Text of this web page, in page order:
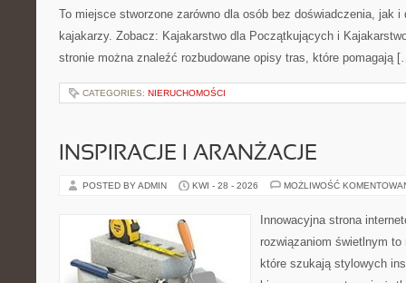
To miejsce stworzone zarówno dla osób bez doświadczenia, jak i
kajakarzy. Zobacz: Kajakarstwo dla Początkujących i
stronie można znaleźć rozbudowane opisy tras, które pomagają
CATEGORIES: NIERUCHOMOŚCI
INSPIRACJE I ARANŻACJE
POSTED BY ADMIN KWI - 28 - 2026 MOŻLIWOŚĆ
Innowacyjna strona
rozwiązaniom świetlnym
które szukają stylowych